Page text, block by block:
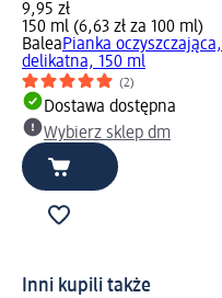
9,95 zł
150 ml (6,63 zł za 100 ml)
BaleaPianka oczyszczająca,
delikatna, 150 ml
(2)
Dostawa dostępna
Wybierz sklep dm
Inni kupili także